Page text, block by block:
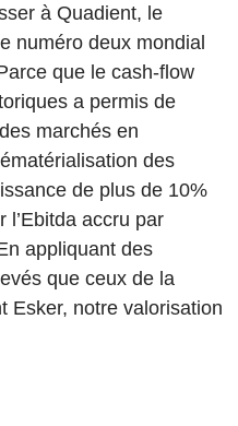
à Quadient, le
numéro deux mondial
que le cash-flow
a permis de
marchés en
des
de plus de 10%
l’Ebitda accru par
appliquant des
que ceux de la
Esker, notre valorisation